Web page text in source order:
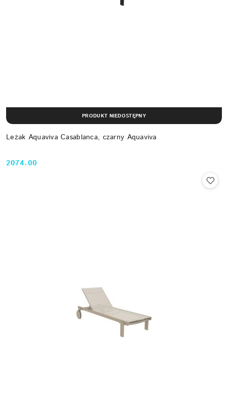
Leżak Aquaviva Casablanca, czarny Aquaviva
Cena:
2074.00
PRODUKT NIEDOSTĘPNY